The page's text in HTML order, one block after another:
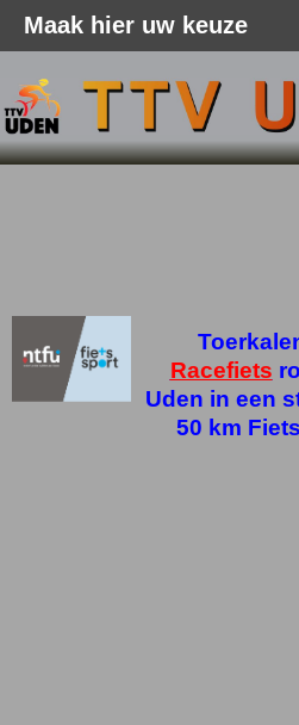
Racefiets
Uden in een
50 km
Maak hier uw keuze